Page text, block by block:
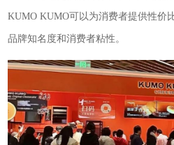
KUMO KUMO可以为消费者提供性价
品牌知名度和消费者粘性。